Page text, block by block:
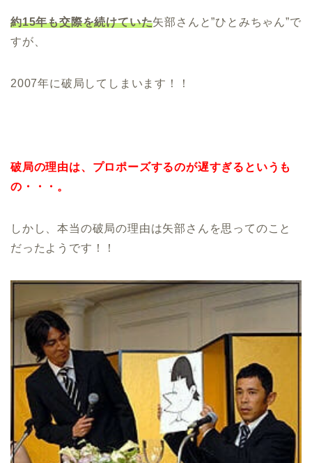
約15年も交際を続けていた矢部さんと”ひとみちゃん”で
すが、
2007年に破局してしまいます！！
破局の理由は、プロポーズするのが遅すぎるというも
の・・・。
しかし、本当の破局の理由は矢部さんを思ってのこと
だったようです！！